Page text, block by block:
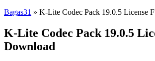
Bagas31 » K-Lite Codec Pack 19.0.5 License
K-Lite Codec Pack 19.0.5
Download